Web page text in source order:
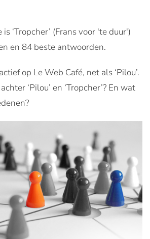
‘Tropcher’ (Frans voor 'te duur')
en 84 beste antwoorden.
op Le Web Café, net als ‘Pilou’.
‘Pilou’ en ‘Tropcher’? En wat